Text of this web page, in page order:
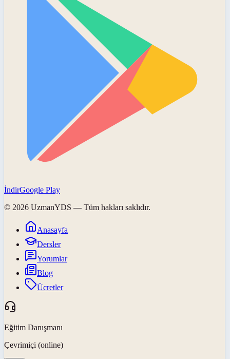
İndirGoogle Play
© 2026 UzmanYDS — Tüm hakları saklıdır.
Anasayfa
Dersler
Yorumlar
Blog
Ücretler
Eğitim Danışmanı
Çevrimiçi (online)